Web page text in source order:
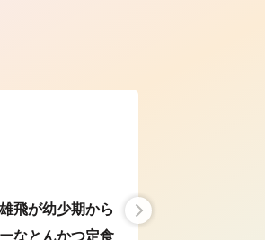
飛が幼少期から
なとんかつ定食